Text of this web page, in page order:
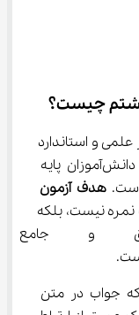
چیست؟
و استاندارد
برای سنجش میزان یادگیری و تسلط دانش‌آموزان پایه
است. هدف آزمون
نمره نیست، بلکه
و
گونه‌ای طراحی شده‌اند که جواب در متن